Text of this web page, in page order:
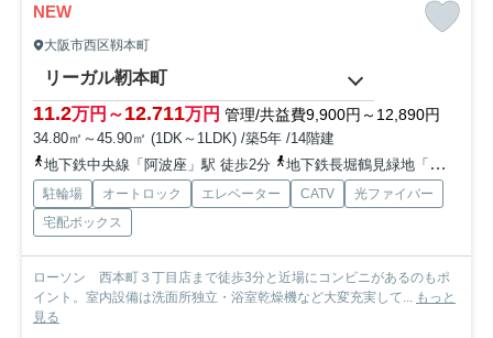
NEW
大阪市西区靱本町
リーガル靭本町
11.2万円～12.711万円 管理/共益費9,900円～12,890円
34.80㎡～45.90㎡ (1DK～1LDK) /築5年 /14階建
地下鉄中央線「阿波座」駅 徒歩2分
地下鉄長堀鶴見緑地「西長堀」駅 徒歩11分
駐輪場 オートロック エレベーター CATV
光ファイバー
宅配ボックス
ローソン 西本町３丁目店まで徒歩3分と近場にコンビニがあるのもポ
イント。室内設備は洗面所独立・浴室乾燥機など大変充実して... もっと
見る